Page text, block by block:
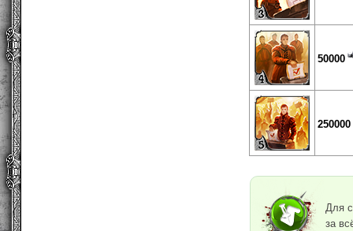
50000
250000
Для
за